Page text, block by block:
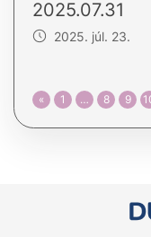
2025.07.31
2025. júl. 23.
« 1 … 8 9